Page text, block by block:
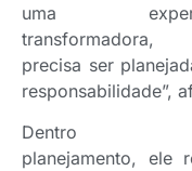
uma
precisa ser
responsabilidade”,
Dentro
planejamento, ele